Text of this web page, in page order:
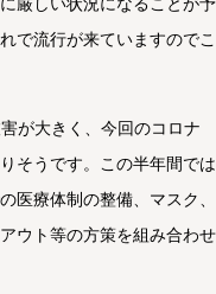
で流行が来ていますのでこ
が大きく、今回のコロナ
そうです。この半年間では
医療体制の整備、マスク、
ウト等の方策を組み合わせ